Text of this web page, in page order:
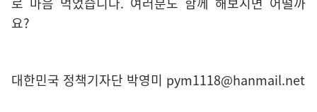
요?
대한민국 정책기자단 박영미 pym1118@hanmail.net